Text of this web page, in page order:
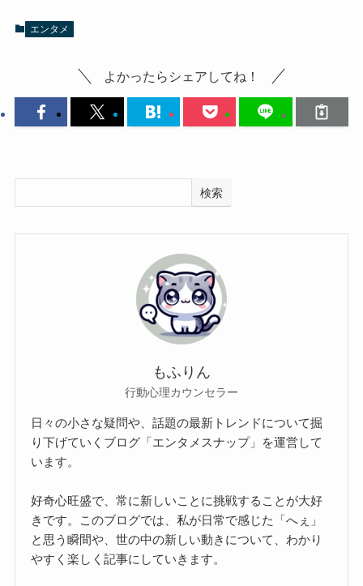
エンタメ
よかったらシェアしてね！
検索
もふりん
行動心理カウンセラー
日々の小さな疑問や、話題の最新トレンドについて掘
り下げていくブログ「エンタメスナップ」を運営して
います。
好奇心旺盛で、常に新しいことに挑戦することが大好
きです。このブログでは、私が日常で感じた「へぇ」
と思う瞬間や、世の中の新しい動きについて、わかり
やすく楽しく記事にしていきます。